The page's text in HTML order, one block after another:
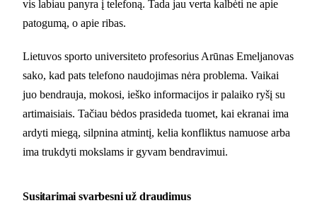
vis labiau panyra į telefoną. Tada jau verta kalbėti ne apie
patogumą, o apie ribas.
Lietuvos sporto universiteto profesorius Arūnas Emeljanovas
sako, kad pats telefono naudojimas nėra problema. Vaikai
juo bendrauja, mokosi, ieško informacijos ir palaiko ryšį su
artimaisiais. Tačiau bėdos prasideda tuomet, kai ekranai ima
ardyti miegą, silpnina atmintį, kelia konfliktus namuose arba
ima trukdyti mokslams ir gyvam bendravimui.
Susitarimai svarbesni už draudimus